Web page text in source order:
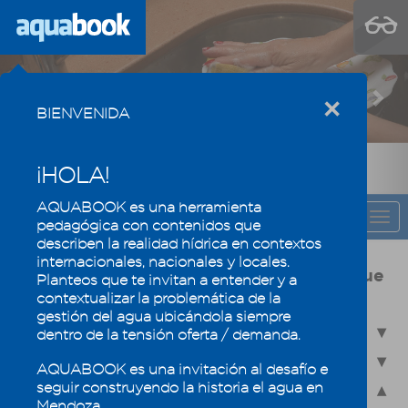
Previous
CAPÍTULO
Usos y calidad del agua, la eficiencia que
mantiene los oasis mendocinos
4.1 - Usos del agua en Mendoza
4.2 - Calidad del agua
4.3 - Reúso de efluentes industriales y domésticos
×
BIENVENIDA
¡HOLA!
AQUABOOK es una herramienta
pedagógica con contenidos que
describen la realidad hídrica en contextos
internacionales, nacionales y locales.
Planteos que te invitan a entender y a
contextualizar la problemática de la
gestión del agua ubicándola siempre
dentro de la tensión oferta / demanda.
AQUABOOK es una invitación al desafío e
seguir construyendo la historia el agua en